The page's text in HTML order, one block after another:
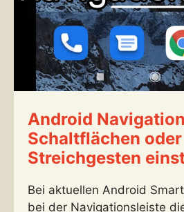
Android
Schaltflächen oder
Streichgesten
Bei aktuellen Android
bei der Navigationsleiste